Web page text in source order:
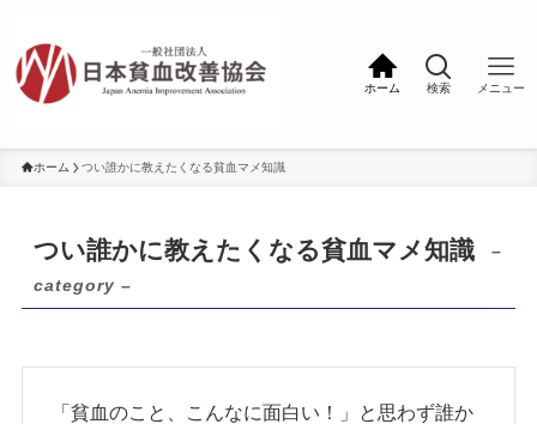
ホーム 検索 メニュー
ホーム つい誰かに教えたくなる貧血マメ知識
つい誰かに教えたくなる貧血マメ知識
–
category –
「貧血のこと、こんなに面白い！」と思わず誰か